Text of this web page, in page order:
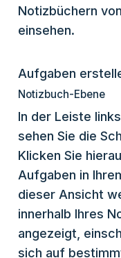
Notizbüchern
einsehen.
Aufgaben
Notizbuch-Ebene
In der Leiste
sehen Sie die
Klicken Sie
Aufgaben in
dieser Ansicht
innerhalb Ihres
angezeigt,
sich auf